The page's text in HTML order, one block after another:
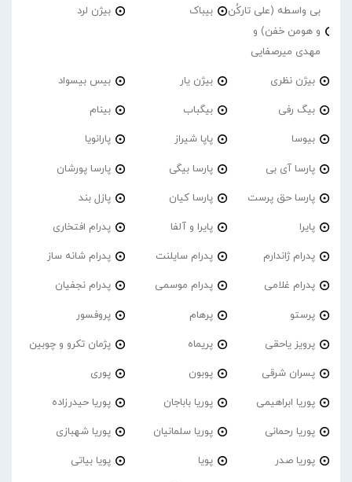
بی واسطه (علی تارکُن
و هومن خفن) و
مهدی میرصفایی
بیباک بیژن لرد
بیژن نظری بیژن یار بیس بیسواد
بیگ رفی بیگباب بینام
بیوسا پاپا شیراز پارانویا
پارسا آی بی پارسا بیگی پارسا پورشان
پارسا حق پرست پارسا کیان پازل بند
پایرا پایرا و آلفا پدرام افتخاری
پدرام ژاندارم پدرام‌ سایلنت پدرام شانه ساز
پدرام غلامی پدرام موسمی پدرام نجفیان
پرستو پرهام پروفسور
پرویز یاحقی پریماه پژمان تکرو و چوبین
پسران شرقی پوبون پوری
پوریا ابراهیمی پوریا باباجان پوریا حیدرزاده
پوریا رحمانی پوریا سلمانیان پوریا شهبازی
پوریا صدر پویا پویا بیاتی